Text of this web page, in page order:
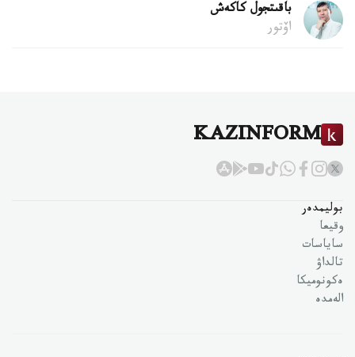
باقىتجول كاكەش
اۆتور
KAZINFORM
بوليمدەر
وقيعا
ساياسات
تالداۋ
ەكونوميكا
الەمدە